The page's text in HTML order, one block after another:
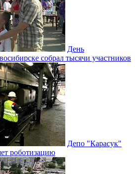
День
собрал тысячи участников
Депо "Карасук"
роботизацию